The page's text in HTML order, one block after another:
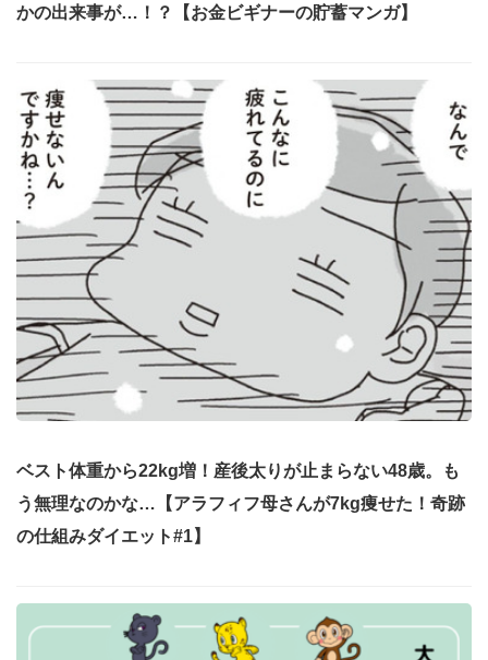
かの出来事が…！？【お金ビギナーの貯蓄マンガ】
ベスト体重から22kg増！産後太りが止まらない48歳。も
う無理なのかな…【アラフィフ母さんが7kg痩せた！奇跡
の仕組みダイエット#1】